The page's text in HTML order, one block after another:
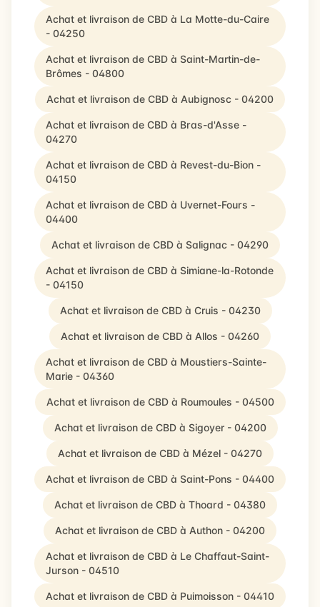
Achat et livraison de CBD à La Motte-du-Caire
- 04250
Achat et livraison de CBD à Saint-Martin-de-
Brômes - 04800
Achat et livraison de CBD à Aubignosc - 04200
Achat et livraison de CBD à Bras-d'Asse -
04270
Achat et livraison de CBD à Revest-du-Bion -
04150
Achat et livraison de CBD à Uvernet-Fours -
04400
Achat et livraison de CBD à Salignac - 04290
Achat et livraison de CBD à Simiane-la-Rotonde
- 04150
Achat et livraison de CBD à Cruis - 04230
Achat et livraison de CBD à Allos - 04260
Achat et livraison de CBD à Moustiers-Sainte-
Marie - 04360
Achat et livraison de CBD à Roumoules - 04500
Achat et livraison de CBD à Sigoyer - 04200
Achat et livraison de CBD à Mézel - 04270
Achat et livraison de CBD à Saint-Pons - 04400
Achat et livraison de CBD à Thoard - 04380
Achat et livraison de CBD à Authon - 04200
Achat et livraison de CBD à Le Chaffaut-Saint-
Jurson - 04510
Achat et livraison de CBD à Puimoisson - 04410